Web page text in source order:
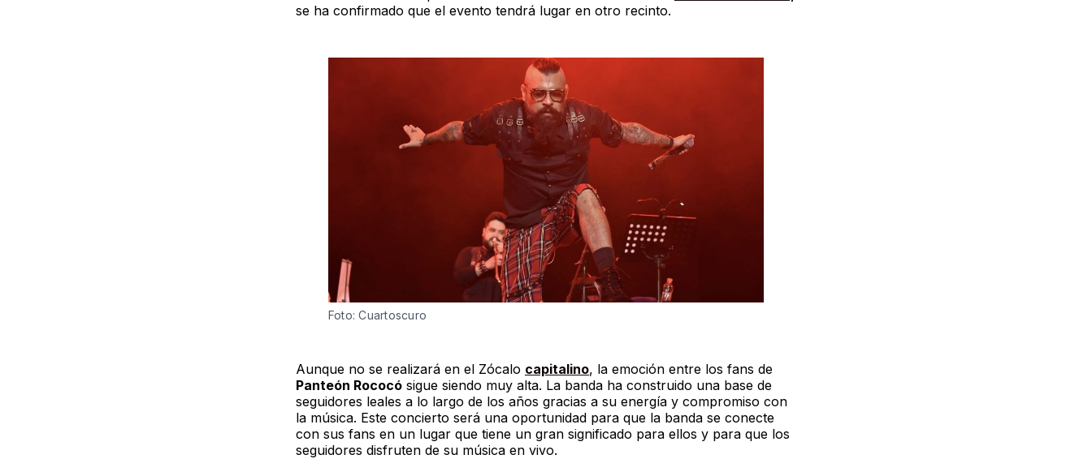
se ha confirmado que el evento tendrá lugar en otro recinto.
Foto: Cuartoscuro
Aunque no se realizará en el Zócalo capitalino, la emoción entre los fans de
Panteón Rococósigue siendo muy alta. La banda ha construido una base de
seguidores leales a lo largo de los años gracias a su energía y compromiso con
la música. Este concierto será una oportunidad para que la banda se conecte
con sus fans en un lugar que tiene un gran significado para ellos y para que los
seguidores disfruten de su música en vivo.